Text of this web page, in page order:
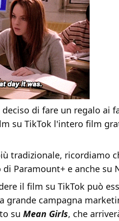
di fare un regalo ai
su TikTok l'intero film
tradizionale, ricordiamo
Paramount+ e anche su
il film su TikTok può
grande campagna
su Mean Girls, che